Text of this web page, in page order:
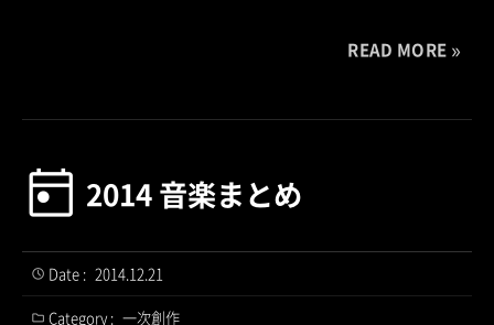
READ MORE
2014 音楽まとめ
Date : 2014.12.21
Category : 一次創作